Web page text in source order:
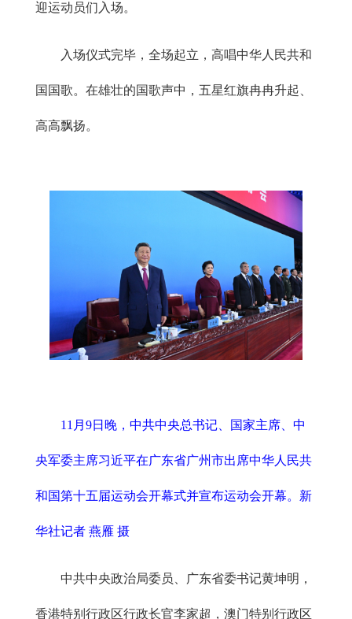
迎运动员们入场。
入场仪式完毕，全场起立，高唱中华人民共和
国国歌。在雄壮的国歌声中，五星红旗冉冉升起、
高高飘扬。
11月9日晚，中共中央总书记、国家主席、中
央军委主席习近平在广东省广州市出席中华人民共
和国第十五届运动会开幕式并宣布运动会开幕。新
华社记者 燕雁 摄
中共中央政治局委员、广东省委书记黄坤明，
香港特别行政区行政长官李家超，澳门特别行政区